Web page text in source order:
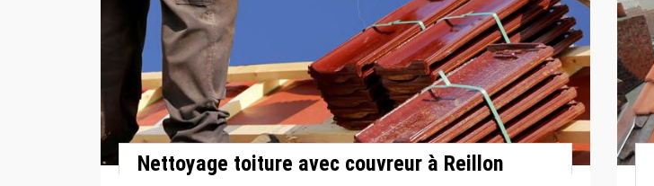
Nettoyage toiture avec couvreur à Reillon